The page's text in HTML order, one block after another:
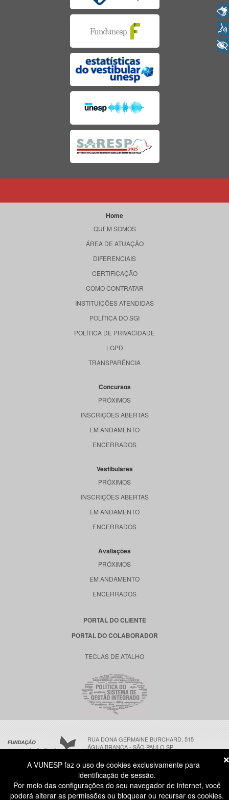
Home
QUEM SOMOS
ÁREA DE ATUAÇÃO
DIFERENCIAIS
CERTIFICAÇÃO
COMO CONTRATAR
INSTITUIÇÕES ATENDIDAS
POLÍTICA DO SGI
POLÍTICA DE PRIVACIDADE
LGPD
TRANSPARÊNCIA
Concursos
PRÓXIMOS
INSCRIÇÕES ABERTAS
EM ANDAMENTO
ENCERRADOS
Vestibulares
PRÓXIMOS
INSCRIÇÕES ABERTAS
EM ANDAMENTO
ENCERRADOS
Avaliações
PRÓXIMOS
EM ANDAMENTO
ENCERRADOS
PORTAL DO CLIENTE
PORTAL DO COLABORADOR
TECLAS DE ATALHO
RUA DONA GERMAINE BURCHARD, 515
ÁGUA BRANCA - SÃO PAULO SP
ATENDIMENTO AO CANDIDATO
A VUNESP faz o uso de cookies exclusivamente para
identificação de sessão.
Por meio das configurações do seu navegador de internet, você
poderá alterar as permissões ou bloquear ou recursar os cookies.
+ Acessibilidade